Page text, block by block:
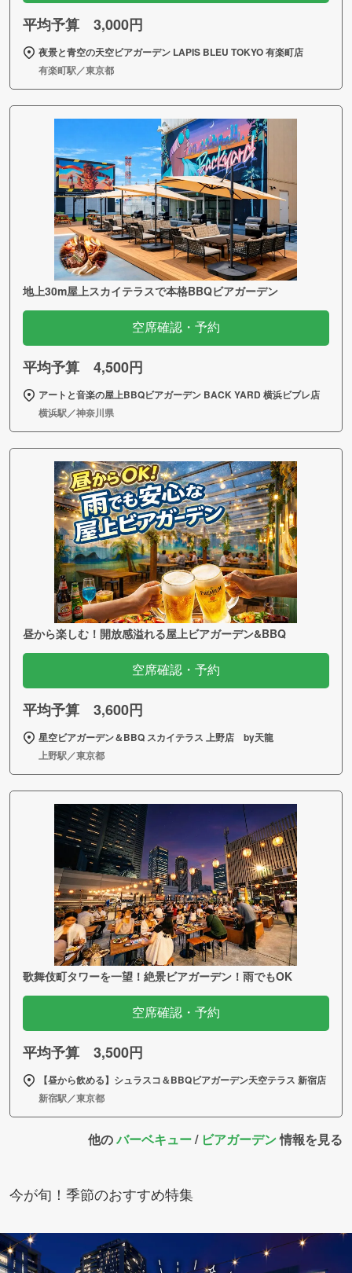
平均予算 3,000円
夜景と青空の天空ビアガーデン LAPIS BLEU TOKYO 有楽町店
有楽町駅／東京都
地上30m屋上スカイテラスで本格BBQビアガーデン
空席確認・予約
平均予算 4,500円
アートと音楽の屋上BBQビアガーデン BACK YARD 横浜ビブレ店
横浜駅／神奈川県
昼から楽しむ！開放感溢れる屋上ビアガーデン&BBQ
空席確認・予約
平均予算 3,600円
星空ビアガーデン＆BBQ スカイテラス 上野店 by天龍
上野駅／東京都
歌舞伎町タワーを一望！絶景ビアガーデン！雨でもOK
空席確認・予約
平均予算 3,500円
【昼から飲める】シュラスコ＆BBQビアガーデン天空テラス 新宿店
新宿駅／東京都
他のバーベキュー/ ビアガーデン情報を見る
今が旬！季節のおすすめ特集